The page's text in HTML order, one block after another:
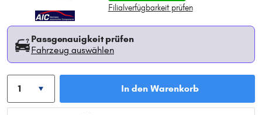
Filialverfügbarkeit prüfen
Passgenauigkeit prüfen
Fahrzeug auswählen
In den Warenkorb